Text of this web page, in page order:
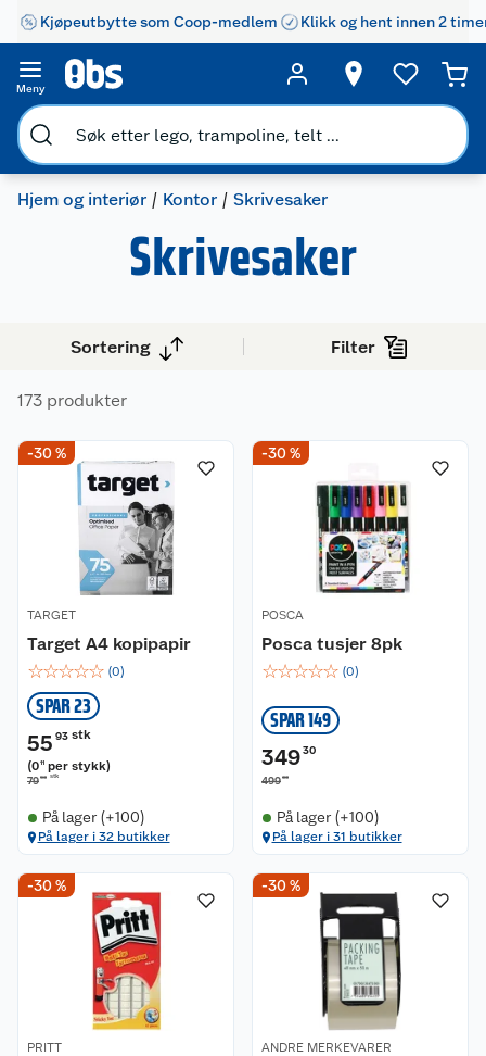
Kjøpeutbytte som Coop-medlem Klikk og hent innen 2
Meny
Hjem og interiør Kontor Skrivesaker
Skrivesaker
Sortering Filter
173 produkter
-30 %
TARGET
Target A4 kopipapir
☆☆☆☆☆ (0)
SPAR 23
55 93 stk
(011 per stykk)
7990 stk
På lager (+100)
På lager i 32 butikker
-30 %
POSCA
Posca tusjer 8pk
☆☆☆☆☆ (0)
SPAR 149
34930
49900
På lager (+100)
På lager i 31 butikker
-30 %
PRITT
-30 %
ANDRE MERKEVARER